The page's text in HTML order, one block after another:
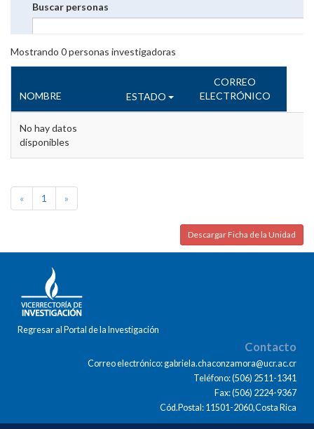
Buscar personas
Mostrando 0personas investigadoras
NOMBRE ESTADO
CORREO
ELECTRÓNICO
No hay datos
disponibles
« 1 »
Descargar Ficha de la Unidad
Regresar al Portal de la Investigación
Contacto
Correo electrónico: gabriela.chaconzamora@ucr.ac.cr
Teléfono: (506) 2511-1341
Fax: (506) 2224-9367
Cód.Postal: 11501-2060,Costa Rica